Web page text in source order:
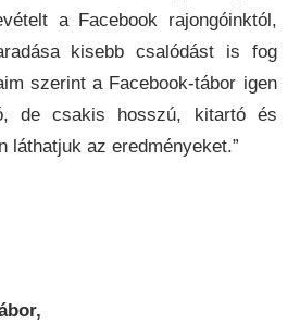
a Facebook rajongóinktól,
kisebb csalódást is fog
szerint a Facebook-tábor igen
de csakis hosszú, kitartó és
láthatjuk az eredményeket.”